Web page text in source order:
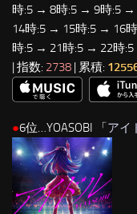
時:5 → 8時:5 → 9時:5
14時:5 → 15時:5 → 16
時:5 → 21時:5 → 22時
| 指数: 2738 | 累積:
●6位…YOASOBI 「アイ